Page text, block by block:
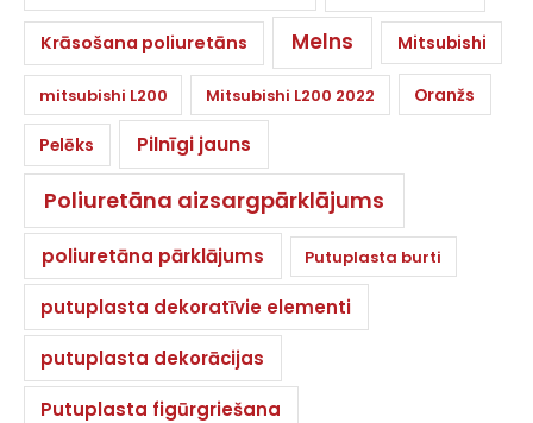
Krāsošana poliuretāns Melns Mitsubishi
mitsubishi L200 Mitsubishi L200 2022 Oranžs
Pelēks Pilnīgi jauns
Poliuretāna aizsargpārklājums
poliuretāna pārklājums Putuplasta burti
putuplasta dekoratīvie elementi
putuplasta dekorācijas
Putuplasta figūrgriešana